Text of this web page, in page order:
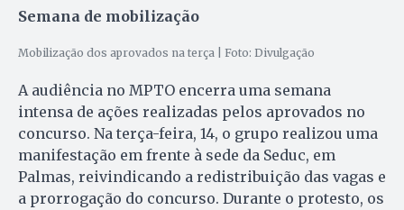
Semana de mobilização
Mobilização dos aprovados na terça | Foto: Divulgação
A audiência no MPTO encerra uma semana
intensa de ações realizadas pelos aprovados no
concurso. Na terça-feira, 14, o grupo realizou uma
manifestação em frente à sede da Seduc, em
Palmas, reivindicando a redistribuição das vagas e
a prorrogação do concurso. Durante o protesto, os